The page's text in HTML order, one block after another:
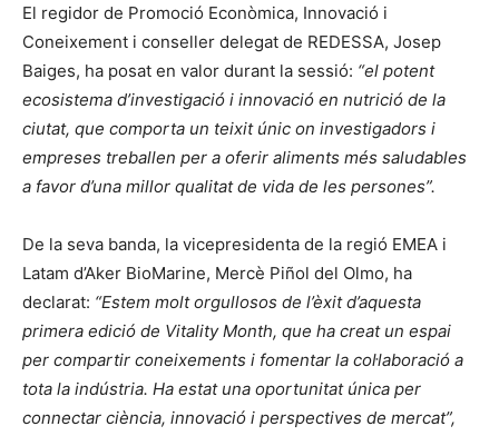
El regidor de Promoció Econòmica, Innovació i
Coneixement i conseller delegat de REDESSA, Josep
Baiges, ha posat en valor durant la sessió: “el potent
ecosistema d’investigació i innovació en nutrició de la
ciutat, que comporta un teixit únic on investigadors i
empreses treballen per a oferir aliments més saludables
a favor d’una millor qualitat de vida de les persones”.
De la seva banda, la vicepresidenta de la regió EMEA i
Latam d’Aker BioMarine, Mercè Piñol del Olmo, ha
declarat: “Estem molt orgullosos de l’èxit d’aquesta
primera edició de Vitality Month, que ha creat un espai
per compartir coneixements i fomentar la col·laboració a
tota la indústria. Ha estat una oportunitat única per
connectar ciència, innovació i perspectives de mercat”,